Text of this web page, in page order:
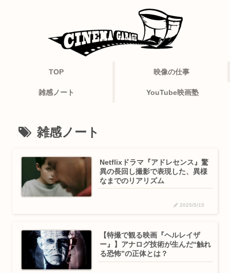
TOP 映像の仕事
雑感ノート YouTube映画塾
雑感ノート
Netflixドラマ『アドレセンス』驚
異の長回し撮影で表現した、異様
なまでのリアリズム
2025/5/15
【特撮で観る映画『ヘルレイザ
ー』】アナログ技術が生んだ“触れ
る恐怖”の正体とは？